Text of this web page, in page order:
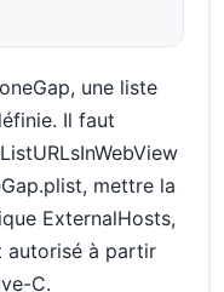
une liste
Il faut
mettre la
ExternalHosts,
autorisé à partir
C.